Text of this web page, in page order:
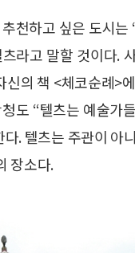
천하고 싶은 도시는
라고 말할 것이다.
의 책 <체코순례>
도 “텔츠는 예술가
. 텔츠는 주관이 아
장소다.